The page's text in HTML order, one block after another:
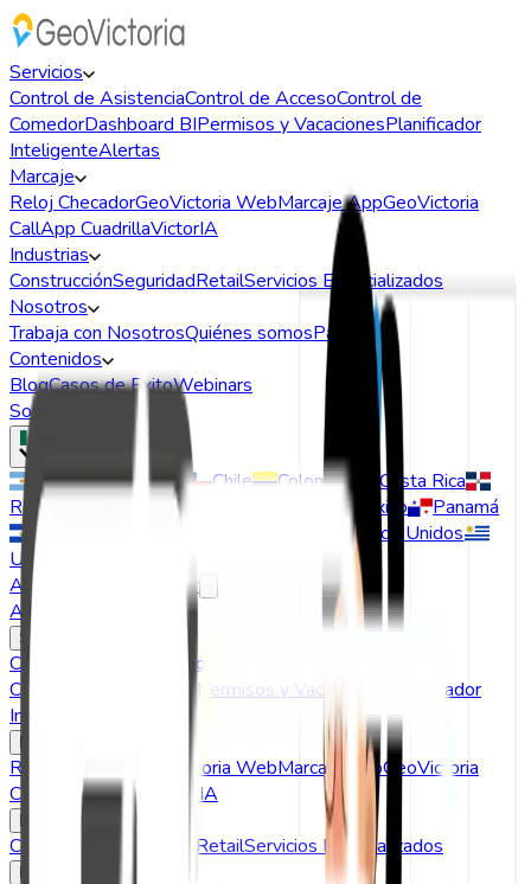
Servicios
Control de AsistenciaControl de AccesoControl de
ComedorDashboard BIPermisos y VacacionesPlanificador
InteligenteAlertas
Marcaje
Reloj ChecadorGeoVictoria WebMarcaje AppGeoVictoria
CallApp CuadrillaVictorIA
Industrias
ConstrucciónSeguridadRetailServicios Especializados
Nosotros
Trabaja con NosotrosQuiénes somosPartners
Contenidos
BlogCasos de ExitoWebinars
Soporte
Argentina Brasil Chile Colombia
Costa Rica
Rep. Dominicana
Ecuador México
Panamá
El Salvador
Estados Unidos
Uruguay
Acceso usuarios
Cotizar
Acceso usuarios
Servicios
Control de Asistencia Control de Acceso
Comedor
Dashboard BIPermisos y Vacaciones
Planificador
Inteligente
Reloj Checador GeoVictoria WebMarcaje AppGeoVictoria
Call
App Cuadrilla VictorIA
Construcción RetailServicios Especializados